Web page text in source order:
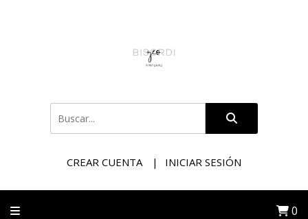
CREAR CUENTA INICIAR SESIÓN
0